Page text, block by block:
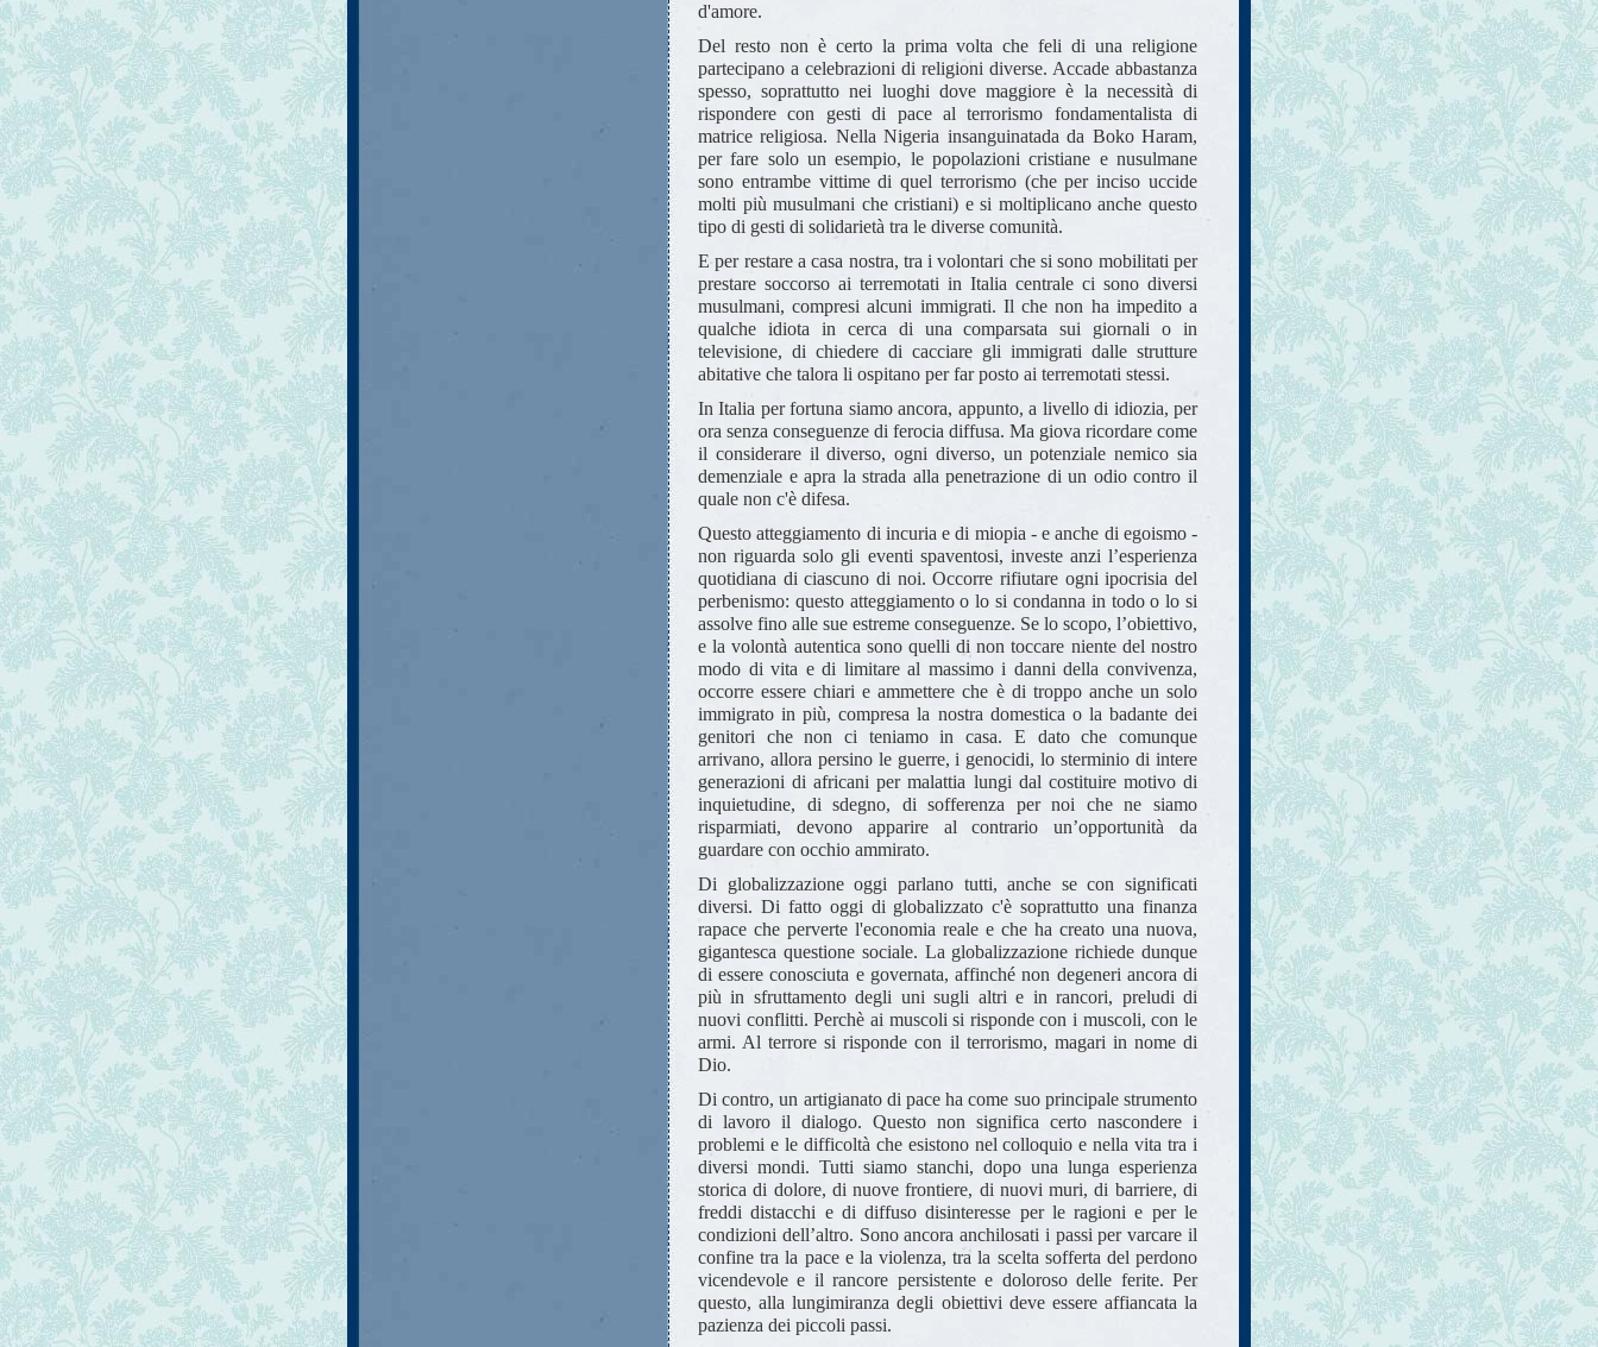
d'amore.
Del resto non è certo la prima volta che feli di una religione
partecipano a celebrazioni di religioni diverse. Accade abbastanza
spesso, soprattutto nei luoghi dove maggiore è la necessità di
rispondere con gesti di pace al terrorismo fondamentalista di
matrice religiosa. Nella Nigeria insanguinatada da Boko Haram,
per fare solo un esempio, le popolazioni cristiane e nusulmane
sono entrambe vittime di quel terrorismo (che per inciso uccide
molti più musulmani che cristiani) e si moltiplicano anche questo
tipo di gesti di solidarietà tra le diverse comunità.
E per restare a casa nostra, tra i volontari che si sono mobilitati per
prestare soccorso ai terremotati in Italia centrale ci sono diversi
musulmani, compresi alcuni immigrati. Il che non ha impedito a
qualche idiota in cerca di una comparsata sui giornali o in
televisione, di chiedere di cacciare gli immigrati dalle strutture
abitative che talora li ospitano per far posto ai terremotati stessi.
In Italia per fortuna siamo ancora, appunto, a livello di idiozia, per
ora senza conseguenze di ferocia diffusa. Ma giova ricordare come
il considerare il diverso, ogni diverso, un potenziale nemico sia
demenziale e apra la strada alla penetrazione di un odio contro il
quale non c'è difesa.
Questo atteggiamento di incuria e di miopia - e anche di egoismo -
non riguarda solo gli eventi spaventosi, investe anzi l’esperienza
quotidiana di ciascuno di noi. Occorre rifiutare ogni ipocrisia del
perbenismo: questo atteggiamento o lo si condanna in todo o lo si
assolve fino alle sue estreme conseguenze. Se lo scopo, l’obiettivo,
e la volontà autentica sono quelli di non toccare niente del nostro
modo di vita e di limitare al massimo i danni della convivenza,
occorre essere chiari e ammettere che è di troppo anche un solo
immigrato in più, compresa la nostra domestica o la badante dei
genitori che non ci teniamo in casa. E dato che comunque
arrivano, allora persino le guerre, i genocidi, lo sterminio di intere
generazioni di africani per malattia lungi dal costituire motivo di
inquietudine, di sdegno, di sofferenza per noi che ne siamo
risparmiati, devono apparire al contrario un’opportunità da
guardare con occhio ammirato.
Di globalizzazione oggi parlano tutti, anche se con significati
diversi. Di fatto oggi di globalizzato c'è soprattutto una finanza
rapace che perverte l'economia reale e che ha creato una nuova,
gigantesca questione sociale. La globalizzazione richiede dunque
di essere conosciuta e governata, affinché non degeneri ancora di
più in sfruttamento degli uni sugli altri e in rancori, preludi di
nuovi conflitti. Perchè ai muscoli si risponde con i muscoli, con le
armi. Al terrore si risponde con il terrorismo, magari in nome di
Dio.
Di contro, un artigianato di pace ha come suo principale strumento
di lavoro il dialogo. Questo non significa certo nascondere i
problemi e le difficoltà che esistono nel colloquio e nella vita tra i
diversi mondi. Tutti siamo stanchi, dopo una lunga esperienza
storica di dolore, di nuove frontiere, di nuovi muri, di barriere, di
freddi distacchi e di diffuso disinteresse per le ragioni e per le
condizioni dell’altro. Sono ancora anchilosati i passi per varcare il
confine tra la pace e la violenza, tra la scelta sofferta del perdono
vicendevole e il rancore persistente e doloroso delle ferite. Per
questo, alla lungimiranza degli obiettivi deve essere affiancata la
pazienza dei piccoli passi.